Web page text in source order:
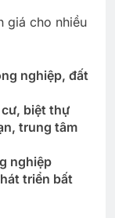
giá cho nhiều
nghiệp, đất
biệt thự
trung tâm
nghiệp
triển bất